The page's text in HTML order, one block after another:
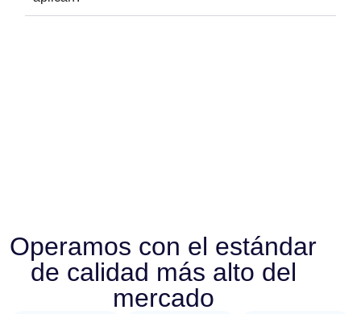
Operamos con el estándar
de calidad más alto del
mercado